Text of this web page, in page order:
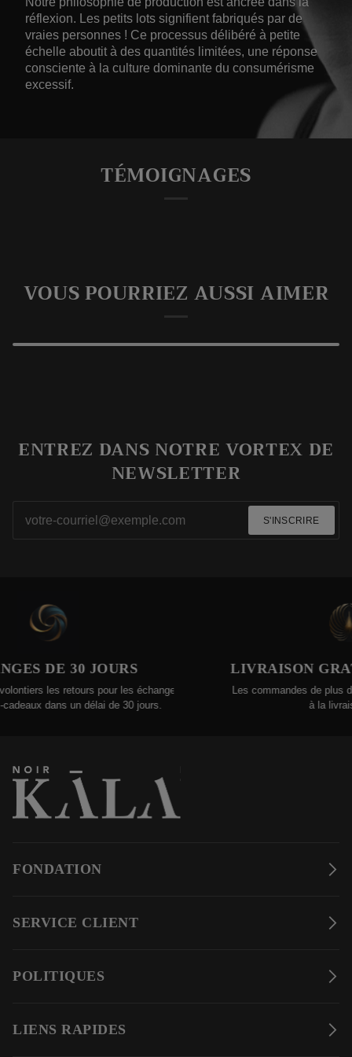
réflexion. Les petits lots signifient fabriqués par de
vraies personnes ! Ce processus délibéré à petite
échelle aboutit à des quantités limitées, une réponse
consciente à la culture dominante du consumérisme
excessif.
TÉMOIGNAGES
VOUS POURRIEZ AUSSI AIMER
ENTREZ DANS NOTRE VORTEX DE
NEWSLETTER
S'INSCRIRE
DE 30 JOURS
les retours pour les échanges ou
dans un délai de 30 jours.
LIVRAISON
Les commandes de plus de
à la
FONDATION
SERVICE CLIENT
POLITIQUES
LIENS RAPIDES